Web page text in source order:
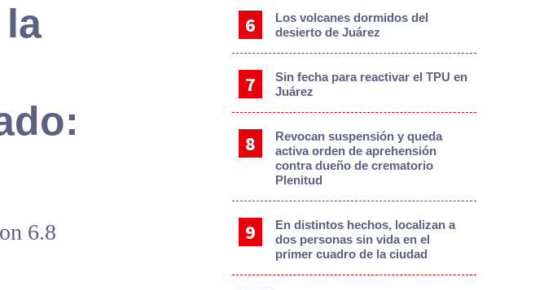
6.8
Los volcanes dormidos del
desierto de Juárez
Sin fecha para reactivar el TPU en
Juárez
Revocan suspensión y queda
activa orden de aprehensión
contra dueño de crematorio
Plenitud
En distintos hechos, localizan a
dos personas sin vida en el
primer cuadro de la ciudad